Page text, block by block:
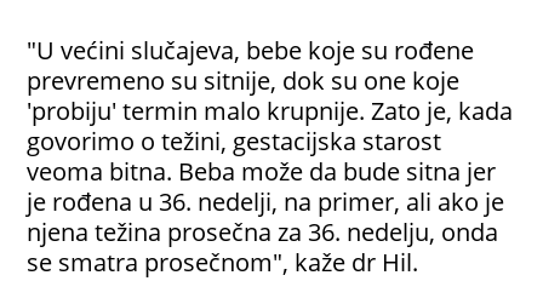
"U većini slučajeva, bebe koje su rođene
prevremeno su sitnije, dok su one koje
'probiju' termin malo krupnije. Zato je, kada
govorimo o težini, gestacijska starost
veoma bitna. Beba može da bude sitna jer
je rođena u 36. nedelji, na primer, ali ako je
njena težina prosečna za 36. nedelju, onda
se smatra prosečnom", kaže dr Hil.